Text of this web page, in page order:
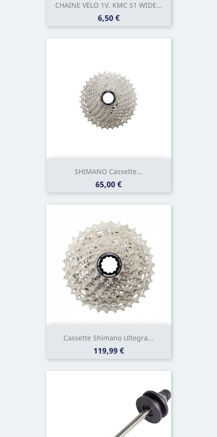
CHAINE VELO 1V. KMC S1 WIDE...
Prix
6,50 €
SHIMANO Cassette...
Prix
65,00 €
Cassette Shimano Ultegra...
Prix
119,99 €